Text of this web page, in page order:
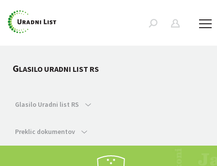
GLASILO URADNI LIST RS
Glasilo Uradni list RS
Preklic dokumentov